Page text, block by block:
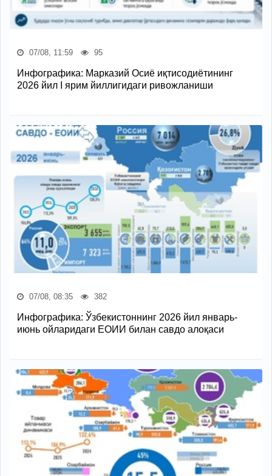
07/08, 11:59 95
Инфографика: Марказий Осиё иқтисодиётининг
2026 йил I ярим йиллигидаги ривожланиши
07/08, 08:35 382
Инфографика: Ўзбекистоннинг 2026 йил январь-
июнь ойларидаги ЕОИИ билан савдо алоқаси